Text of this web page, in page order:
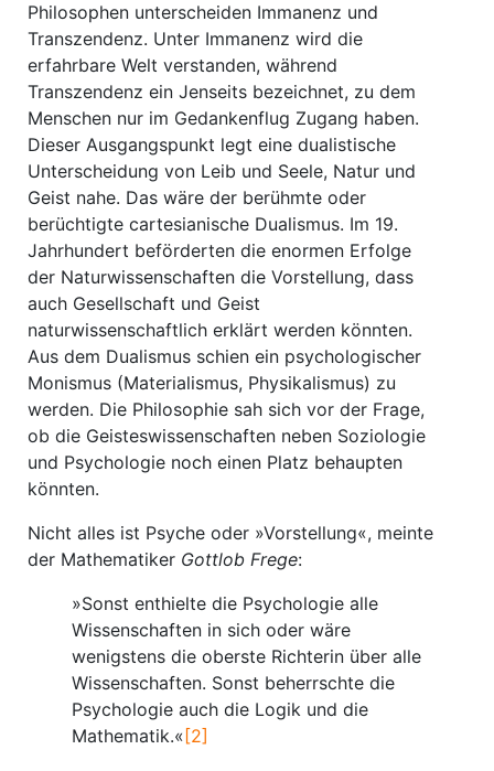
Philosophen unterscheiden Immanenz und
Transzendenz. Unter Immanenz wird die
erfahrbare Welt verstanden, während
Transzendenz ein Jenseits bezeichnet, zu dem
Menschen nur im Gedankenflug Zugang haben.
Dieser Ausgangspunkt legt eine dualistische
Unterscheidung von Leib und Seele, Natur und
Geist nahe. Das wäre der berühmte oder
berüchtigte cartesianische Dualismus. Im 19.
Jahrhundert beförderten die enormen Erfolge
der Naturwissenschaften die Vorstellung, dass
auch Gesellschaft und Geist
naturwissenschaftlich erklärt werden könnten.
Aus dem Dualismus schien ein psychologischer
Monismus (Materialismus, Physikalismus) zu
werden. Die Philosophie sah sich vor der Frage,
ob die Geisteswissenschaften neben Soziologie
und Psychologie noch einen Platz behaupten
könnten.
Nicht alles ist Psyche oder »Vorstellung«, meinte
der Mathematiker Gottlob Frege:
»Sonst enthielte die Psychologie alle
Wissenschaften in sich oder wäre
wenigstens die oberste Richterin über alle
Wissenschaften. Sonst beherrschte die
Psychologie auch die Logik und die
Mathematik.« [2]